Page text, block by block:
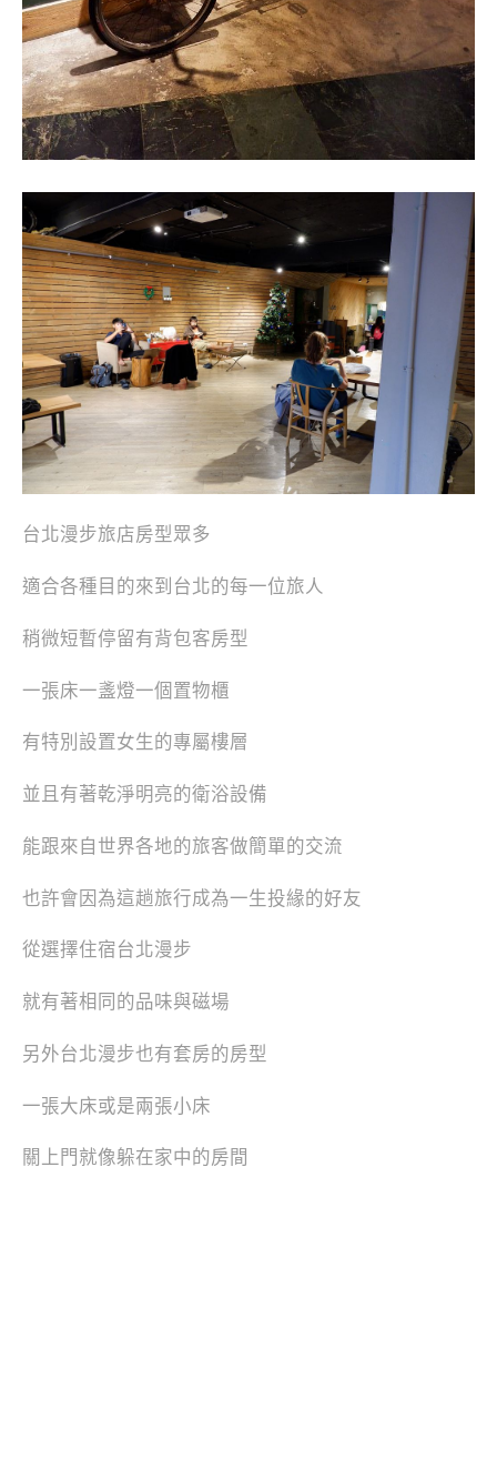
台北漫步旅店房型眾多
適合各種目的來到台北的每一位旅人
稍微短暫停留有背包客房型
一張床一盞燈一個置物櫃
有特別設置女生的專屬樓層
並且有著乾淨明亮的衛浴設備
能跟來自世界各地的旅客做簡單的交流
也許會因為這趟旅行成為一生投緣的好友
從選擇住宿台北漫步
就有著相同的品味與磁場
另外台北漫步也有套房的房型
一張大床或是兩張小床
關上門就像躲在家中的房間